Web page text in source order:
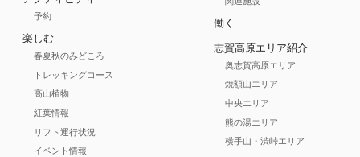
予約
楽しむ
春夏秋のみどころ
トレッキングコース
高山植物
紅葉情報
リフト運行状況
イベント情報
働く
志賀高原エリア紹介
奥志賀高原エリア
焼額山エリア
中央エリア
熊の湯エリア
横手山・渋峠エリア